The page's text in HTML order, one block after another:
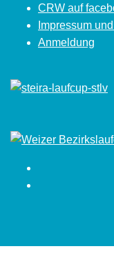
CRW auf
Impressum
Anmeldung